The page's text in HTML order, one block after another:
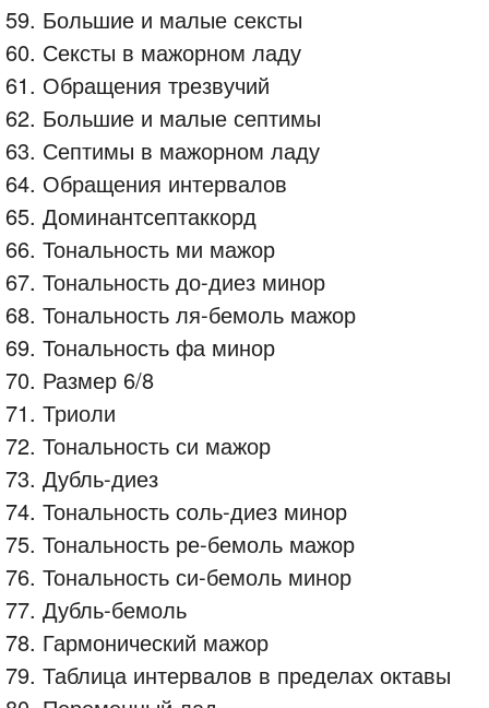
59. Большие и малые сексты
60. Сексты в мажорном ладу
61. Обращения трезвучий
62. Большие и малые септимы
63. Септимы в мажорном ладу
64. Обращения интервалов
65. Доминантсептаккорд
66. Тональность ми мажор
67. Тональность до-диез минор
68. Тональность ля-бемоль мажор
69. Тональность фа минор
70. Размер 6/8
71. Триоли
72. Тональность си мажор
73. Дубль-диез
74. Тональность соль-диез минор
75. Тональность ре-бемоль мажор
76. Тональность си-бемоль минор
77. Дубль-бемоль
78. Гармонический мажор
79. Таблица интервалов в пределах октавы